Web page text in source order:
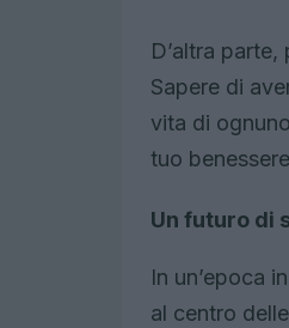
D’altra
Sapere di
vita di
tuo
Un futuro di
In un’epoca
al centro